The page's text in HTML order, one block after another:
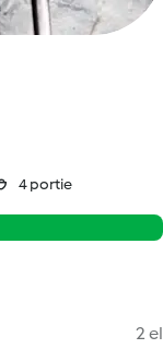
4 portie
2 el